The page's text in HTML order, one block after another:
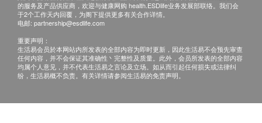
的服务及产品供应商，欢迎与健康网购 health.ESDlife业务发展部联络。我们会
于2个工作天内回覆，为阁下提供更多有关合作详情。
电邮: partnership@esdlife.com
重要声明：
生活易会员於本网站内所发表的全部内容为即时更新，因此生活易不会预先审查
任何内容，并不会保证其准确性丶完整性及质量。此外，会员所发表的全部内容
均属个人意见，并不代表生活易之言论及立场。如从而引起任何损失或法律纠
纷，生活易概不负责。有关详情请参阅生活易的免责声明。